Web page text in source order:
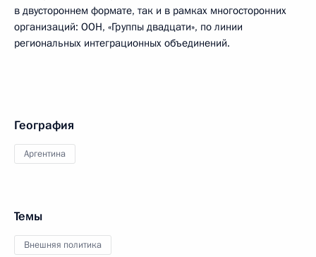
в двустороннем формате, так и в рамках многосторонних
организаций: ООН, «Группы двадцати», по линии
региональных интеграционных объединений.
География
Аргентина
Темы
Внешняя политика